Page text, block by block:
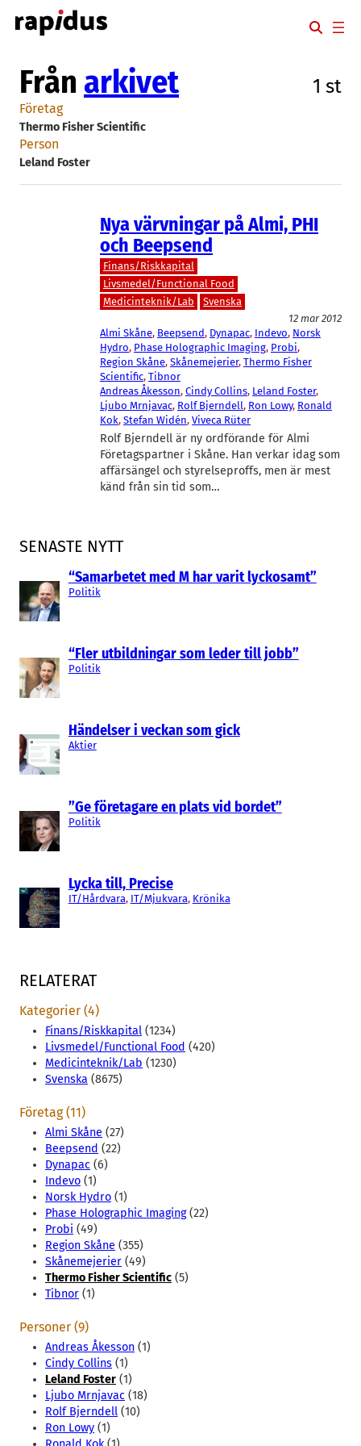
Hoppa
till
SENASTE NYTT
“Samarbetet med M har varit lyckosamt”
Politik
“Fler utbildningar som leder till jobb”
Politik
Händelser i veckan som gick
Aktier
”Ge företagare en plats vid bordet”
Politik
Lycka till, Precise
IT/Hårdvara, IT/Mjukvara, Krönika
Från arkivet 1 st
Företag
Thermo Fisher Scientific
Person
Leland Foster
Nya värvningar på Almi, PHI
och Beepsend
Finans/Riskkapital
Livsmedel/Functional Food
Medicinteknik/Lab
Svenska
12 mar 2012
Almi Skåne, Beepsend, Dynapac, Indevo, Norsk
Hydro, Phase Holographic Imaging, Probi
Region Skåne, Skånemejerier, Thermo Fisher
Scientific, Tibnor
Andreas Åkesson, Cindy Collins, Leland Foster
Ljubo Mrnjavac, Rolf Bjerndell, Ron Lowy, Ronald
Kok, Stefan Widén, Viveca Rüter
Rolf Bjerndell är ny ordförande för Almi
Företagspartner i Skåne. Han verkar idag som
affärsängel och styrelseproffs, men är mest
känd från sin tid som…
RELATERAT
Kategorier (4)
Finans/Riskkapital (1234)
Livsmedel/Functional Food (420)
Medicinteknik/Lab (1230)
Svenska (8675)
Företag (11)
Almi Skåne (27)
Beepsend (22)
Dynapac (6)
Indevo (1)
Norsk Hydro (1)
Phase Holographic Imaging(22)
Probi (49)
Region Skåne (355)
Skånemejerier (49)
Thermo Fisher Scientific (5)
Tibnor (1)
Personer (9)
Andreas Åkesson (1)
Cindy Collins (1)
Leland Foster (1)
Ljubo Mrnjavac (18)
Rolf Bjerndell (10)
Ron Lowy (1)